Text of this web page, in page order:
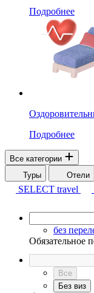
Подробнее
Подробнее
Все категории
Туры
Отели
SELECT travel
без
Обязательное
Все
Без виз